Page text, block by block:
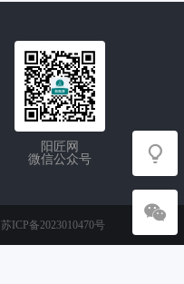
阳匠网
微信公众号
苏ICP备2023010470号